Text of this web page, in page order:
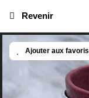
Ajouter aux favoris
Revenir